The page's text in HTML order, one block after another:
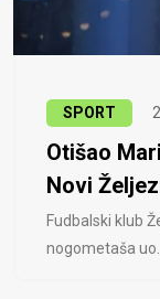
SPORT
Otišao
Novi
Fudbalski klub
nogometaša uo..